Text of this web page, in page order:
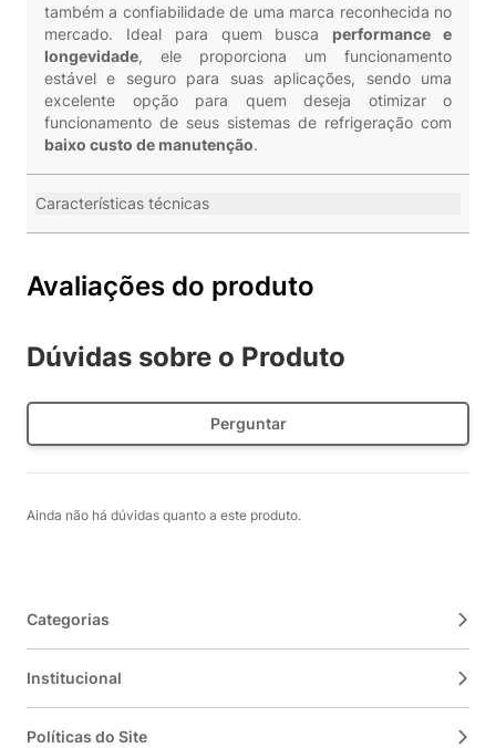
também a confiabilidade de uma marca reconhecida no
mercado. Ideal para quem busca performance e
longevidade, ele proporciona um funcionamento
estável e seguro para suas aplicações, sendo uma
excelente opção para quem deseja otimizar o
funcionamento de seus sistemas de refrigeração com
baixo custo de manutenção.
Características técnicas
Avaliações do produto
Dúvidas sobre o Produto
Perguntar
Ainda não há dúvidas quanto a este produto.
Categorias
Institucional
Políticas do Site